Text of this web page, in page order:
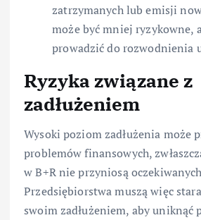
zatrzymanych lub emisji
może być mniej ryzykowne,
prowadzić do rozwodnienia
Ryzyka związane z
zadłużeniem
Wysoki poziom zadłużenia może
problemów finansowych,
w B+R nie przyniosą
Przedsiębiorstwa muszą więc
swoim zadłużeniem, aby uniknąć